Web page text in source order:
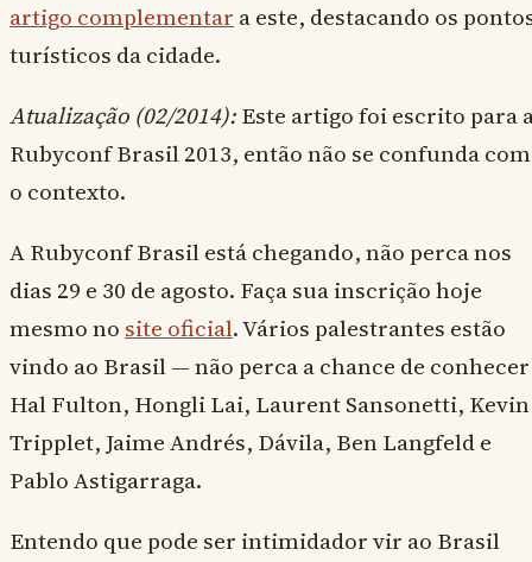
artigo complementar a este, destacando os
turísticos da cidade.
Atualização (02/2014):Este artigo foi escrito para
Rubyconf Brasil 2013, então não se confunda com
o contexto.
A Rubyconf Brasil está chegando, não perca nos
dias 29 e 30 de agosto. Faça sua inscrição hoje
mesmo no site oficial. Vários palestrantes estão
vindo ao Brasil — não perca a chance de conhecer
Hal Fulton, Hongli Lai, Laurent Sansonetti, Kevin
Tripplet, Jaime Andrés, Dávila, Ben Langfeld e
Pablo Astigarraga.
Entendo que pode ser intimidador vir ao Brasil